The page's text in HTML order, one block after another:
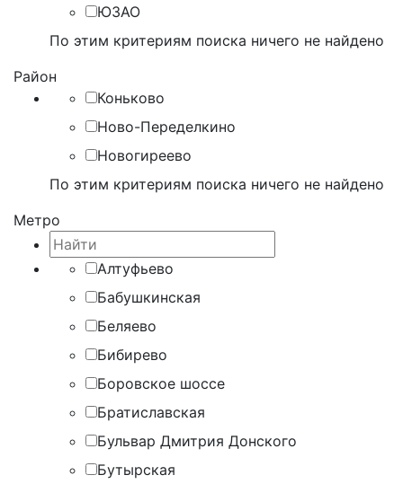
ЮЗАО
По этим критериям поиска ничего не найдено
Район
Коньково
Ново-Переделкино
Новогиреево
По этим критериям поиска ничего не найдено
Метро
Алтуфьево
Бабушкинская
Беляево
Бибирево
Боровское шоссе
Братиславская
Бульвар Дмитрия Донского
Бутырская